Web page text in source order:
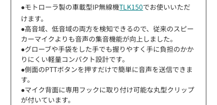
●モトローラ製の車載型IP無線機TLK150でお使いいただ
けます。
●高音域、低音域の両方を検知できるので、従来のスピー
カーマイクよりも音声の集音機能が向上しました。
●グローブや手袋をした手でも握りやすく手に負担のかか
りにくい軽量コンパクト設計です。
●側面のPTTボタンを押すだけで簡単に音声を送信できま
す。
●マイク背面に専用フックに取り付け可能な丸型クリップ
が付いています。